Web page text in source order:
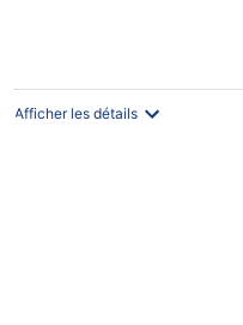
Afficher les détails